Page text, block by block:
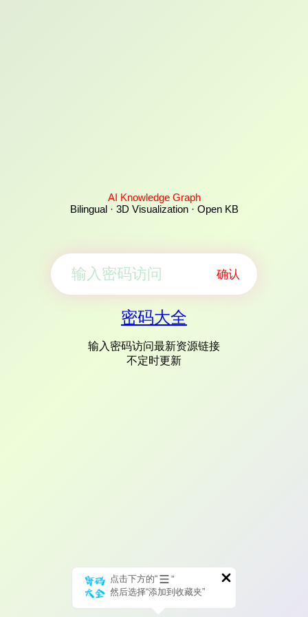
AI Knowledge Graph
Bilingual · 3D Visualization · Open KB
确认
密码大全
输入密码访问最新资源链接
不定时更新
点击下方的“
”
然后选择“添加到收藏夹”